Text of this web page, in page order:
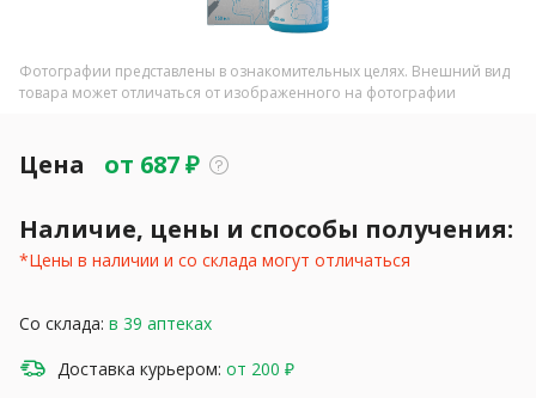
Фотографии представлены в ознакомительных целях. Внешний вид
товара может отличаться от изображенного на фотографии
Цена от 687₽
Наличие, цены и способы получения:
*Цены в наличии и со склада могут отличаться
Со склада: в 39 аптеках
Доставка курьером: от 200 ₽